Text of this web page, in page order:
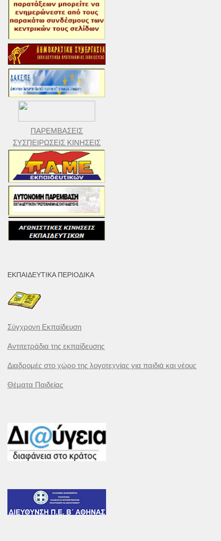
ΠΑΡΕΜΒΑΣΕΙΣ
ΣΥΣΠΕΙΡΩΣΕΙΣ ΚΙΝΗΣΕΙΣ
ΕΚΠΑΙΔΕΥΤΙΚΆ ΠΕΡΙΟΔΙΚΆ
Σύγχρονη Εκπαίδευση
Αντιτετράδια της εκπαίδευσης
Διαδρομές στο χώρο της λογοτεχνίας για παιδιά και νέους
Θέματα Παιδείας